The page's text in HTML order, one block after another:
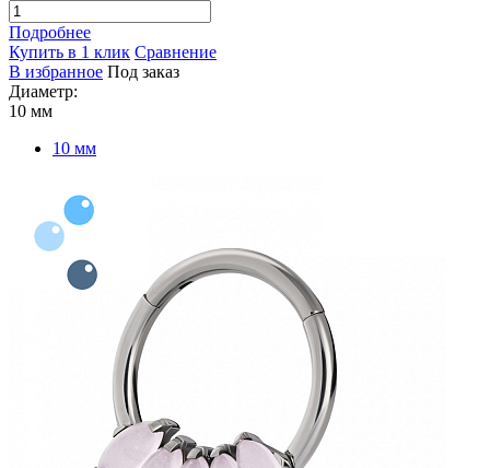
Подробнее
Купить в 1 клик Сравнение
В избранное Под заказ
Диаметр:
10 мм
10 мм